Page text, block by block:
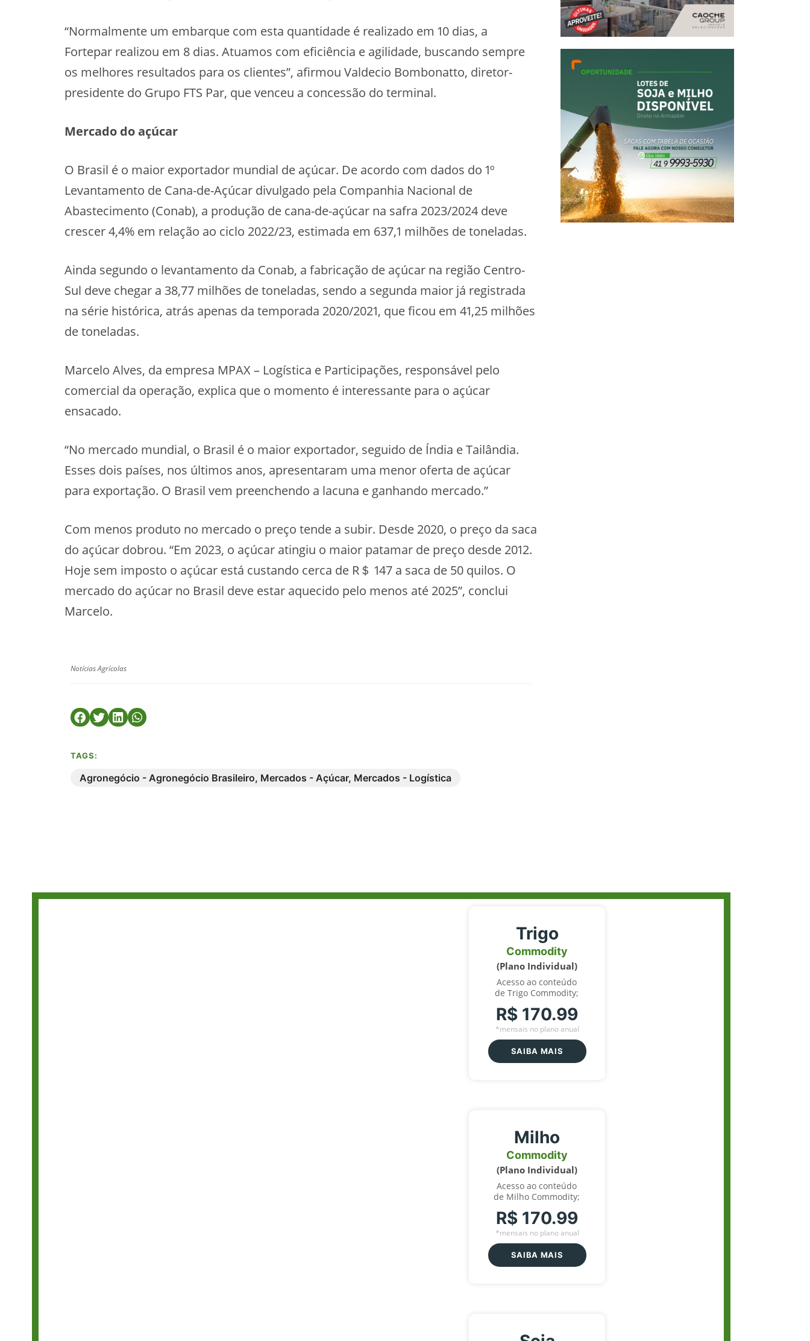
“Normalmente um embarque com esta quantidade é realizado em 10 dias, a
Fortepar realizou em 8 dias. Atuamos com eficiência e agilidade, buscando sempre
os melhores resultados para os clientes”, afirmou Valdecio Bombonatto, diretor-
presidente do Grupo FTS Par, que venceu a concessão do terminal.
Mercado do açúcar
O Brasil é o maior exportador mundial de açúcar. De acordo com dados do 1º
Levantamento de Cana-de-Açúcar divulgado pela Companhia Nacional de
Abastecimento (Conab), a produção de cana-de-açúcar na safra 2023/2024 deve
crescer 4,4% em relação ao ciclo 2022/23, estimada em 637,1 milhões de toneladas.
Ainda segundo o levantamento da Conab, a fabricação de açúcar na região Centro-
Sul deve chegar a 38,77 milhões de toneladas, sendo a segunda maior já registrada
na série histórica, atrás apenas da temporada 2020/2021, que ficou em 41,25 milhões
de toneladas.
Marcelo Alves, da empresa MPAX – Logística e Participações, responsável pelo
comercial da operação, explica que o momento é interessante para o açúcar
ensacado.
“No mercado mundial, o Brasil é o maior exportador, seguido de Índia e Tailândia.
Esses dois países, nos últimos anos, apresentaram uma menor oferta de açúcar
para exportação. O Brasil vem preenchendo a lacuna e ganhando mercado.”
Com menos produto no mercado o preço tende a subir. Desde 2020, o preço da saca
do açúcar dobrou. “Em 2023, o açúcar atingiu o maior patamar de preço desde 2012.
Hoje sem imposto o açúcar está custando cerca de R＄ 147 a saca de 50 quilos. O
mercado do açúcar no Brasil deve estar aquecido pelo menos até 2025”, conclui
Marcelo.
Notícias Agrícolas
TAGS:
Agronegócio - Agronegócio Brasileiro, Mercados - Açúcar, Mercados - Logística
Trigo
Commodity
(Plano Individual)
Acesso ao conteúdo
de Trigo Commodity;
R$ 170.99
*mensais no plano anual
SAIBA MAIS
Milho
Commodity
(Plano Individual)
Acesso ao conteúdo
de Milho Commodity;
R$ 170.99
*mensais no plano anual
SAIBA MAIS